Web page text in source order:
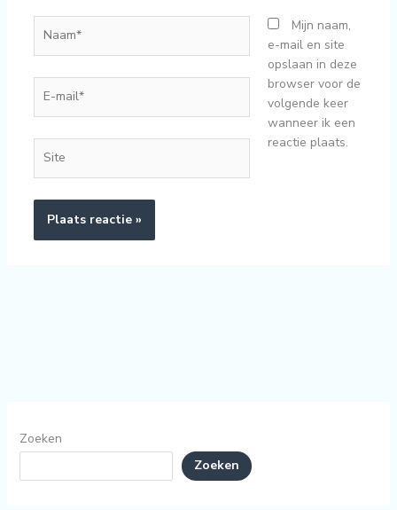
mail*
Mijn naam,
e-mail en site
opslaan in deze
browser voor de
volgende keer
wanneer ik een
reactie plaats.
Zoeken
Zoeken